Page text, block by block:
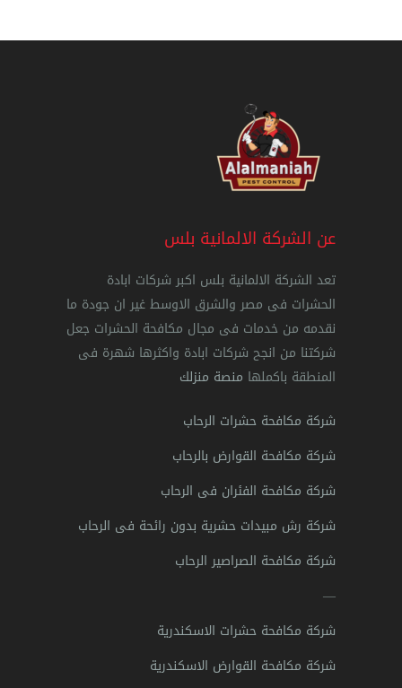
عن الشركة الالمانية بلس
تعد الشركة الالمانية بلس اكبر شركات ابادة
الحشرات فى مصر والشرق الاوسط غير ان جودة ما
نقدمه من خدمات فى مجال مكافحة الحشرات جعل
شركتنا من انجح شركات ابادة واكثرها شهرة فى
المنطقة باكملها منصة منزلك
شركة مكافحة حشرات الرحاب
شركة مكافحة القوارض بالرحاب
شركة مكافحة الفئران فى الرحاب
شركة رش مبيدات حشرية بدون رائحة فى الرحاب
شركة مكافحة الصراصير الرحاب
—
شركة مكافحة حشرات الاسكندرية
شركة مكافحة القوارض الاسكندرية